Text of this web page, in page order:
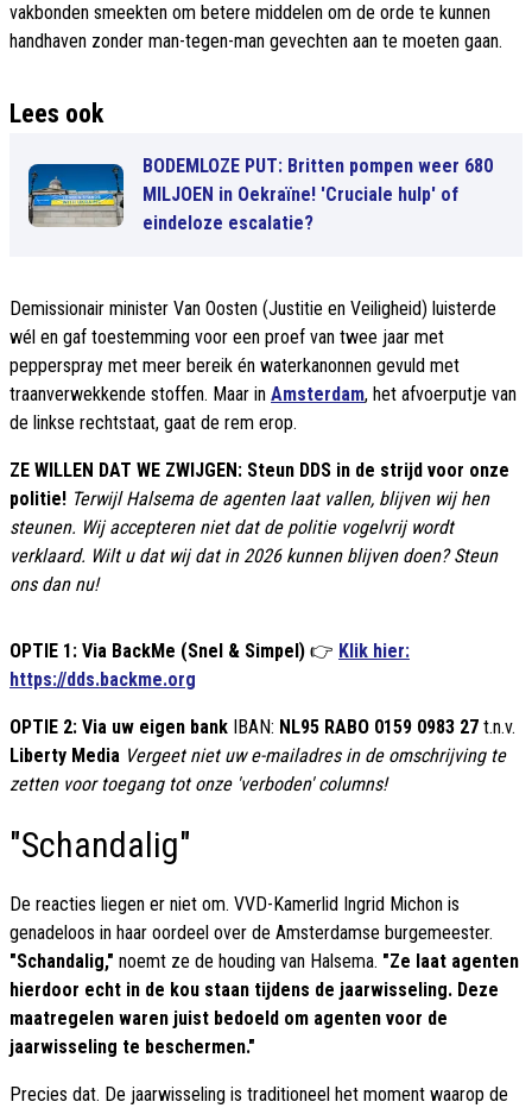
vakbonden smeekten om betere middelen om de orde te kunnen
handhaven zonder man-tegen-man gevechten aan te moeten gaan.
Lees ook
BODEMLOZE PUT: Britten pompen weer 680
MILJOEN in Oekraïne! 'Cruciale hulp' of
eindeloze escalatie?
Demissionair minister Van Oosten (Justitie en Veiligheid) luisterde
wél en gaf toestemming voor een proef van twee jaar met
pepperspray met meer bereik én waterkanonnen gevuld met
traanverwekkende stoffen. Maar in Amsterdam, het afvoerputje van
de linkse rechtstaat, gaat de rem erop.
ZE WILLEN DAT WE ZWIJGEN: Steun DDS in de strijd voor onze
politie! Terwijl Halsema de agenten laat vallen, blijven wij hen
steunen. Wij accepteren niet dat de politie vogelvrij wordt
verklaard. Wilt u dat wij dat in 2026 kunnen blijven doen? Steun
ons dan nu!
OPTIE 1: Via BackMe (Snel & Simpel) 👉 Klik hier:
https://dds.backme.org
OPTIE 2: Via uw eigen bank IBAN: NL95 RABO 0159 0983 27 t.n.v.
Liberty Media Vergeet niet uw e-mailadres in de omschrijving te
zetten voor toegang tot onze 'verboden' columns!
"Schandalig"
De reacties liegen er niet om. VVD-Kamerlid Ingrid Michon is
genadeloos in haar oordeel over de Amsterdamse burgemeester.
"Schandalig," noemt ze de houding van Halsema. "Ze laat agenten
hierdoor echt in de kou staan tijdens de jaarwisseling. Deze
maatregelen waren juist bedoeld om agenten voor de
jaarwisseling te beschermen."
Precies dat. De jaarwisseling is traditioneel het moment waarop de